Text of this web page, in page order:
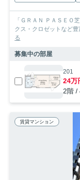
「ＧＲＡＮ ＰＡＳＥＯ
クス・クロゼットなど
る
募集中の部屋
201
24万
2階 /
賃貸マンション